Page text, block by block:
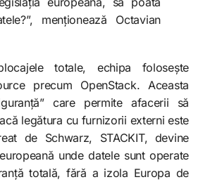
menționează Octavian
totale, echipa folosește
precum OpenStack. Aceasta
care permite afacerii să
legătura cu furnizorii externi este
de Schwarz, STACKIT, devine
unde datele sunt operate
totală, fără a izola Europa de